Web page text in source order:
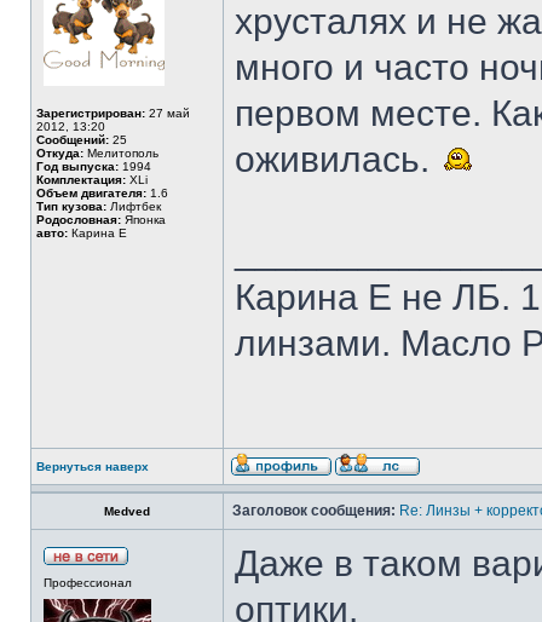
Зарегистрирован: 27 май
2012, 13:20
Сообщений: 25
Откуда: Мелитополь
Год выпуска: 1994
Комплектация: XLi
Объем двигателя: 1.6
Тип кузова: Лифтбек
Родословная: Японка
авто: Карина Е
хрусталях и не
много и часто
первом месте.
оживилась.
Карина Е не ЛБ.
линзами. Масло
Вернуться наверх
Medved Заголовок сообщения: Re: Линзы +
Профессионал
Даже в таком
оптики.